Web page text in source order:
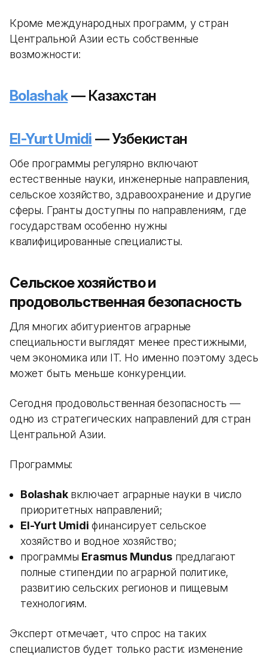
Кроме международных программ, у стран
Центральной Азии есть собственные
возможности:
Bolashak— Казахстан
El-Yurt Umidi — Узбекистан
Обе программы регулярно включают
естественные науки, инженерные направления,
сельское хозяйство, здравоохранение и другие
сферы. Гранты доступны по направлениям, где
государствам особенно нужны
квалифицированные специалисты.
Сельское хозяйство и
продовольственная безопасность
Для многих абитуриентов аграрные
специальности выглядят менее престижными,
чем экономика или IT. Но именно поэтому здесь
может быть меньше конкуренции.
Сегодня продовольственная безопасность —
одно из стратегических направлений для стран
Центральной Азии.
Программы:
Bolashakвключает аграрные науки в число
приоритетных направлений;
El-Yurt Umidi финансирует сельское
хозяйство и водное хозяйство;
программы Erasmus Mundusпредлагают
полные стипендии по аграрной политике,
развитию сельских регионов и пищевым
технологиям.
Эксперт отмечает, что спрос на таких
специалистов будет только расти: изменение